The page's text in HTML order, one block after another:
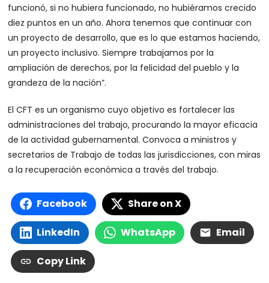
funcionó, si no hubiera funcionado, no hubiéramos crecido
diez puntos en un año. Ahora tenemos que continuar con
un proyecto de desarrollo, que es lo que estamos haciendo,
un proyecto inclusivo. Siempre trabajamos por la
ampliación de derechos, por la felicidad del pueblo y la
grandeza de la nación”.
El CFT es un organismo cuyo objetivo es fortalecer las
administraciones del trabajo, procurando la mayor eficacia
de la actividad gubernamental. Convoca a ministros y
secretarios de Trabajo de todas las jurisdicciones, con miras
a la recuperación económica a través del trabajo.
Facebook Share on X
LinkedIn WhatsApp Email
Copy Link